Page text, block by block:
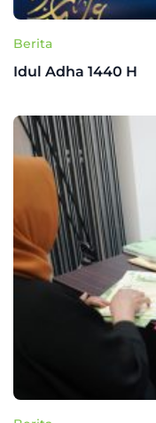
Berita
Idul Adha 1440 H